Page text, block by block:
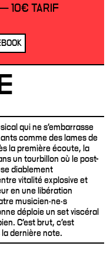
10€ TARIF
qui ne s’embarrasse
comme des lames de
la première écoute, la
un tourbillon où le post-
diablement
vitalité explosive et
en une libération
musicien·ne·s
déploie un set viscéral
C’est brut, c’est
dernière note.